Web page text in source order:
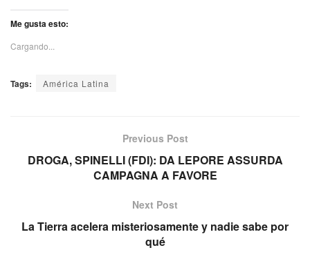
Me gusta esto:
Cargando...
Tags: América Latina
Previous Post
DROGA, SPINELLI (FDI): DA LEPORE ASSURDA
CAMPAGNA A FAVORE
Next Post
La Tierra acelera misteriosamente y nadie sabe por
qué